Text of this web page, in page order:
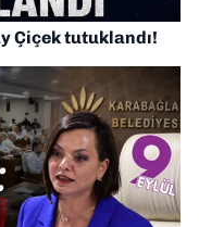
Çiçek tutuklandı!